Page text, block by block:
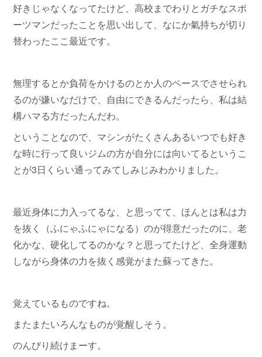
好きじゃなくなってたけど、高校までわりとガチなスポ
ーツマンだったことを思い出して、なにか氣持ちが切り
替わったここ最近です。
無理するとか負荷をかけるのとか人のペースでさせられ
るのが嫌いなだけで、自由にできるんだったら、私は結
構ハマる方だったんだわ。
ということなので、マシンがたくさんあるいつでも好き
な時に行って良いジムの方が自分には向いてるというこ
とが3日くらい通ってみてしみじみわかりました。
最近身体に力入ってるな、と思ってて、ほんとは私は力
を抜く（ふにゃふにゃになる）のが得意だったのに、老
化かな、硬化してるのかな？と思ってたけど、全身運動
しながら身体の力を抜く感覚がまた蘇ってきた。
覚えているものですね。
またまたいろんなものが覚醒しそう。
のんびり続けまーす。